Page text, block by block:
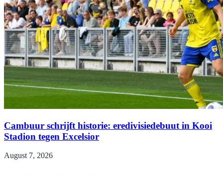
Cambuur schrijft historie: eredivisiedebuut in Kooi
Stadion tegen Excelsior
August 7, 2026